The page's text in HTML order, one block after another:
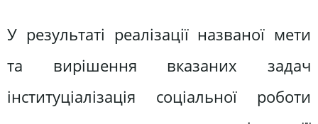
У результаті реалізації названої мети
та вирішення вказаних задач
інституціалізація соціальної роботи